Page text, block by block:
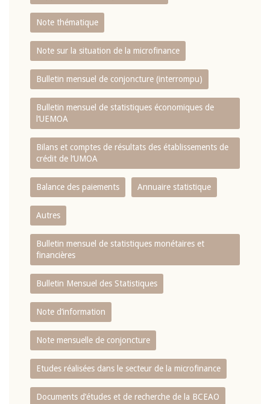
Note thématique
Note sur la situation de la microfinance
Bulletin mensuel de conjoncture (interrompu)
Bulletin mensuel de statistiques économiques de
l‘UEMOA
Bilans et comptes de résultats des établissements de
crédit de l‘UMOA
Balance des paiements Annuaire statistique
Autres
Bulletin mensuel de statistiques monétaires et
financières
Bulletin Mensuel des Statistiques
Note d’information
Note mensuelle de conjoncture
Etudes réalisées dans le secteur de la microfinance
Documents d’études et de recherche de la BCEAO